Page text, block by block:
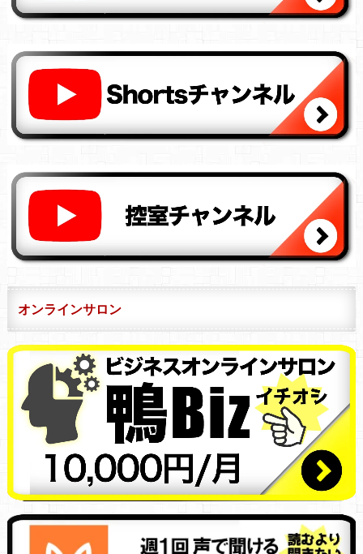
オンラインサロン